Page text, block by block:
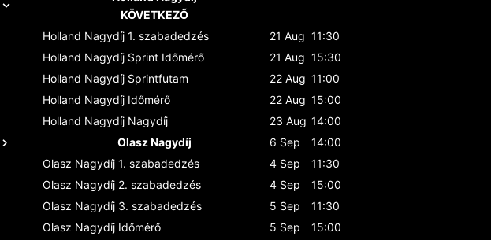
KÖVETKEZŐ
Holland Nagydíj 1. szabadedzés 21 Aug 11:30
Holland Nagydíj Sprint Időmérő 21 Aug 15:30
Holland Nagydíj Sprintfutam 22 Aug 11:00
Holland Nagydíj Időmérő 22 Aug 15:00
Holland Nagydíj Nagydíj 23 Aug 14:00
Olasz Nagydíj
6 Sep
14:00
Olasz Nagydíj 1. szabadedzés 4 Sep
11:30
Olasz Nagydíj 2. szabadedzés 4 Sep
15:00
Olasz Nagydíj 3. szabadedzés 5 Sep
11:30
Olasz Nagydíj Időmérő 5 Sep
15:00